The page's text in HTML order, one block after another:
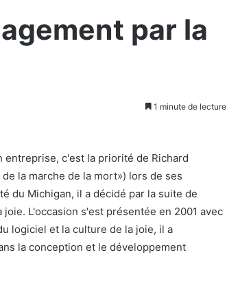
par la
1 minute de lecture
entreprise, c'est la priorité de Richard
la marche de la mort») lors de ses
du Michigan, il a décidé par la suite de
L'occasion s'est présentée en 2001 avec
logiciel et la culture de la joie, il a
la conception et le développement